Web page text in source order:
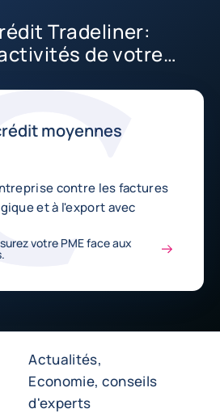
Tradeliner:
de votre
moyennes
contre les factures
et à l'export avec
votre PME face aux
Actualités,
Economie, conseils
d'experts